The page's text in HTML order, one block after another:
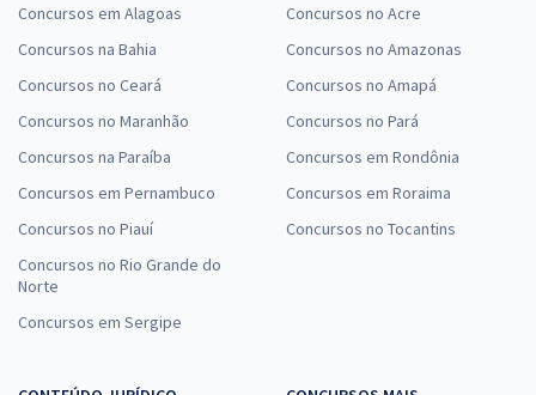
Concursos em Alagoas
Concursos na Bahia
Concursos no Ceará
Concursos no Maranhão
Concursos na Paraíba
Concursos em Pernambuco
Concursos no Piauí
Concursos no Rio Grande do
Norte
Concursos em Sergipe
Concursos no Acre
Concursos no Amazonas
Concursos no Amapá
Concursos no Pará
Concursos em Rondônia
Concursos em Roraima
Concursos no Tocantins